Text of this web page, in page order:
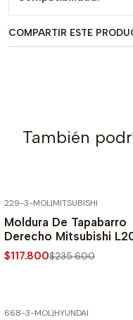
COMPARTIR ESTE
También
229-3-MOL|MITSUBISHI
Moldura De Tapabarro
Derecho Mitsubishi
$117.800$235.600
668-3-MOL|HYUNDAI